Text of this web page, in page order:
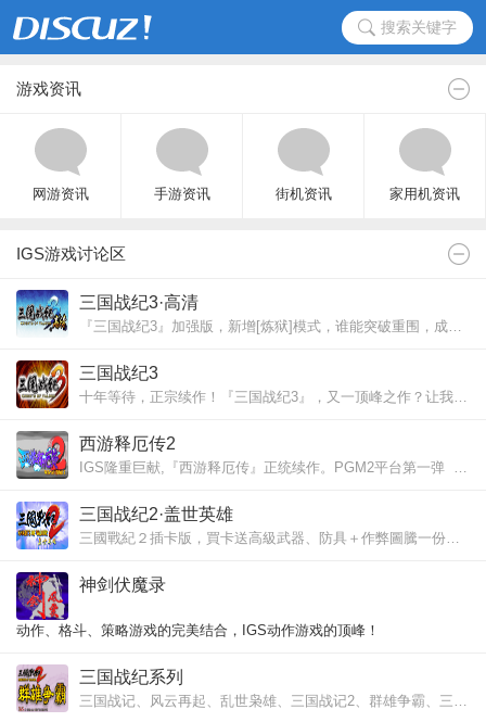
搜索关键字
游戏资讯
网游资讯 手游资讯 街机资讯 家用机资讯
IGS游戏讨论区
三国战纪3·高清
『三国战纪3』加强版，新增[炼狱]模式，谁能突破重围，成为真正三国霸者？
三国战纪3
十年等待，正宗续作！『三国战纪3』，又一顶峰之作？让我们拭目以待吧！
西游释厄传2
IGS隆重巨献,『西游释厄传』正统续作。PGM2平台第一弹 ☆新的传说·你我发掘☆
三国战纪2·盖世英雄
三國戰紀２插卡版，買卡送高級武器、防具＋作弊圖騰一份，意者請至櫃檯購買。
神剑伏魔录
动作、格斗、策略游戏的完美结合，IGS动作游戏的顶峰！
[幻之角神剑伏魔录攻略站]
三国战纪系列
三国战记、风云再起、乱世枭雄、三国战记2、群雄争霸、三国战记·七星转生